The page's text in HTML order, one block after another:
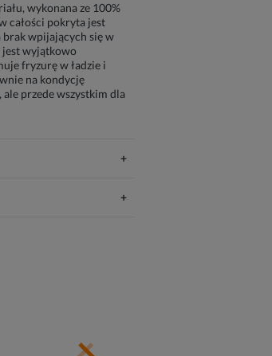
wykonana ze 100%
całości pokryta jest
brak wpijających się w
jest wyjątkowo
fryzurę w ładzie i
na kondycję
ale przede wszystkim dla